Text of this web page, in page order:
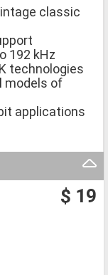
classic
192 kHz
technologies
models of
applications
$ 19